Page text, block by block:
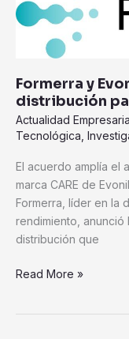
Formerra y
distribución
Actualidad
Tecnológica
El acuerdo amplía el
marca CARE de
Formerra, líder en la
rendimiento,
distribución que
Evonik
de
distribución
para
grados
sanitarios
Read More »